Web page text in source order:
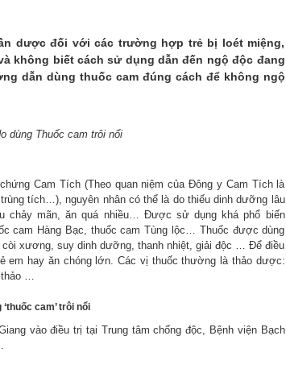
khớp khỏe mạnh và thận khí dồi dào
các vấn đề sức khỏe khác
dược đối với các trường hợp trẻ bị loét miệng,
không biết cách sử dụng dẫn đến ngộ độc đang
dẫn dùng thuốc cam đúng cách để không ngộ
dùng Thuốc cam trôi nổi
Cam Tích (Theo quan niệm của Đông y Cam Tích là
tích…), nguyên nhân có thể là do thiếu dinh dưỡng lâu
chảy mãn, ăn quá nhiều… Được sử dụng khá phổ biến
cam Hàng Bạc, thuốc cam Tùng lộc… Thuốc được dùng
xương, suy dinh dưỡng, thanh nhiệt, giải độc … Để điều
em hay ăn chóng lớn. Các vị thuốc thường là thảo dược:
thảo …
cam’ trôi nổi
vào điều trị tại Trung tâm chống độc, Bệnh viện Bạch